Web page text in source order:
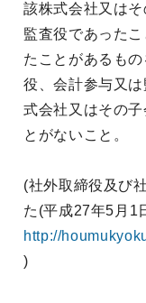
該株式会社又は
監査役であった
たことがあるも
役、会計参与又
式会社又はその
とがないこと。
(社外取締役及び
た(平成27年5月1
http://
)